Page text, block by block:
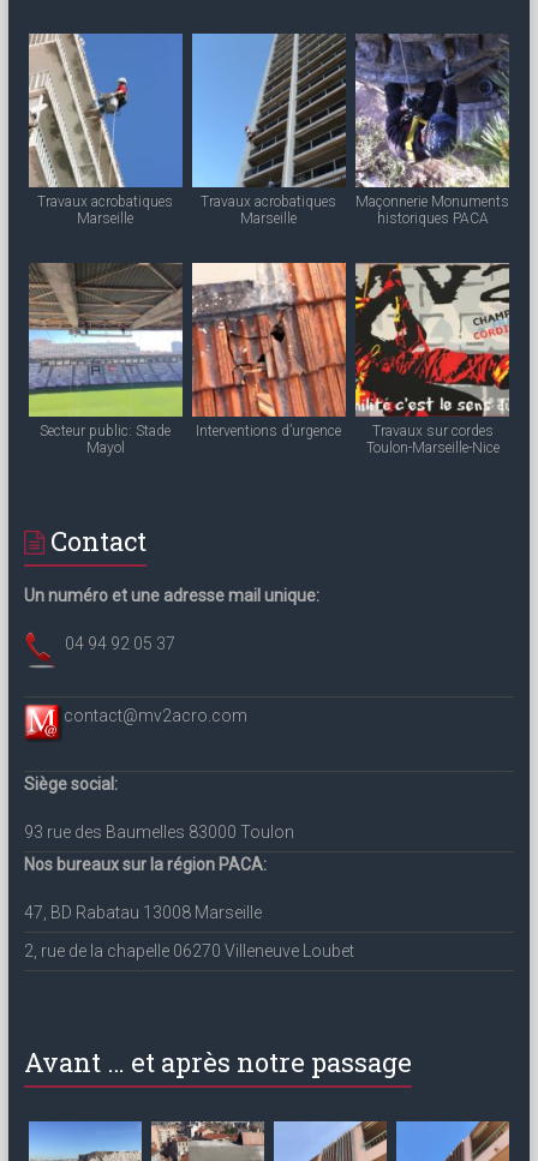
Travaux acrobatiques
Marseille
Travaux acrobatiques
Marseille
Maçonnerie Monuments
historiques PACA
Secteur public: Stade
Mayol
Interventions d’urgence
Travaux sur cordes
Toulon-Marseille-Nice
Contact
Un numéro et une adresse mail unique:
04 94 92 05 37
contact@mv2acro.com
Siège social:
93 rue des Baumelles 83000 Toulon
Nos bureaux sur la région PACA:
47, BD Rabatau 13008 Marseille
2, rue de la chapelle 06270 Villeneuve Loubet
Avant … et après notre passage